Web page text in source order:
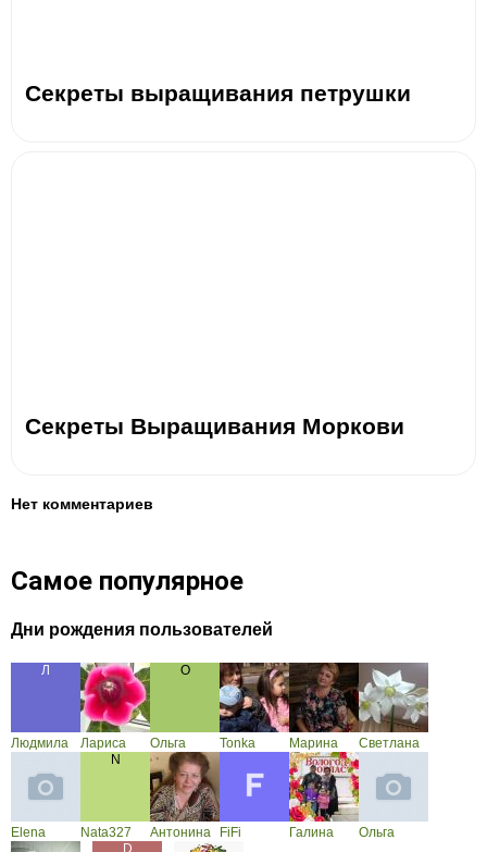
Секреты выращивания петрушки
Секреты Выращивания Моркови
Нет комментариев
Самое популярное
Дни рождения пользователей
Людмила Лариса Ольга Tonka Марина Светлана
Elena Nata327 Антонина FiFi Галина Ольга